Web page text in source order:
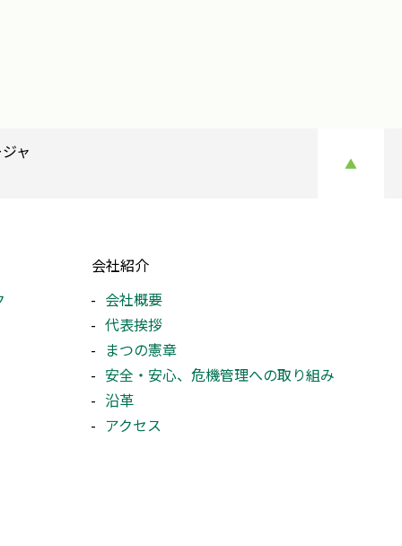
ャ
▲
会社紹介
会社概要
代表挨拶
まつの憲章
安全・安心、危機管理への取り組み
沿革
アクセス